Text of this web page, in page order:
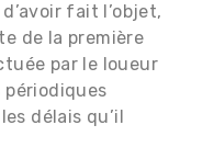
fait l’objet,
de la première
par le loueur
délais qu’il